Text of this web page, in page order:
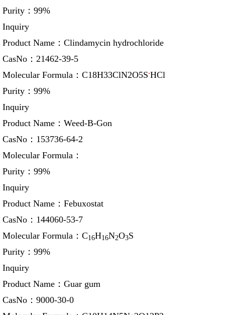
Purity： 99%
Inquiry
Product Name： Clindamycin hydrochloride
CasNo： 21462-39-5
Molecular Formula： C18H33ClN2O5S.HCl
Purity： 99%
Inquiry
Product Name： Weed-B-Gon
CasNo： 153736-64-2
Molecular Formula：
Purity： 99%
Inquiry
Product Name： Febuxostat
CasNo： 144060-53-7
Molecular Formula： C16H16N2O3S
Purity： 99%
Inquiry
Product Name： Guar gum
CasNo： 9000-30-0